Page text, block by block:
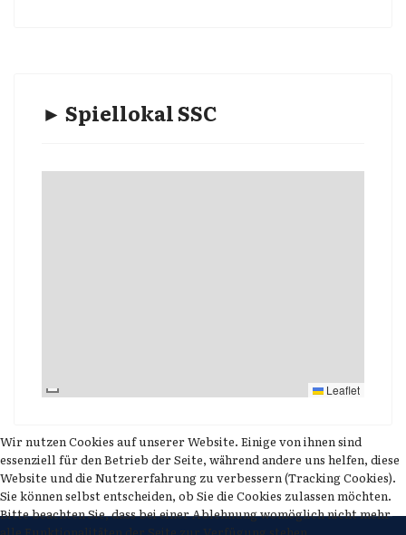
► Spiellokal SSC
Leaflet
Wir nutzen Cookies auf unserer Website. Einige von ihnen sind
essenziell für den Betrieb der Seite, während andere uns helfen, diese
Website und die Nutzererfahrung zu verbessern (Tracking Cookies).
Sie können selbst entscheiden, ob Sie die Cookies zulassen möchten.
Bitte beachten Sie, dass bei einer Ablehnung womöglich nicht mehr